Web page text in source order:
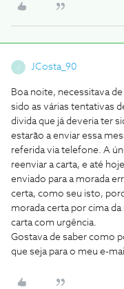
JCosta_90
Boa noite, necessitava
sido as várias tentativas
divida que já deveria ter
estarão a enviar essa
referida via telefone. A
reenviar a carta, e até
enviado para a morada
certa, como seu isto,
morada certa por cima
carta com urgência.
Gostava de saber como
que seja para o meu e-